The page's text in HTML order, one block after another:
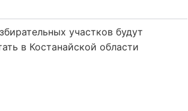
участков будут
в Костанайской области